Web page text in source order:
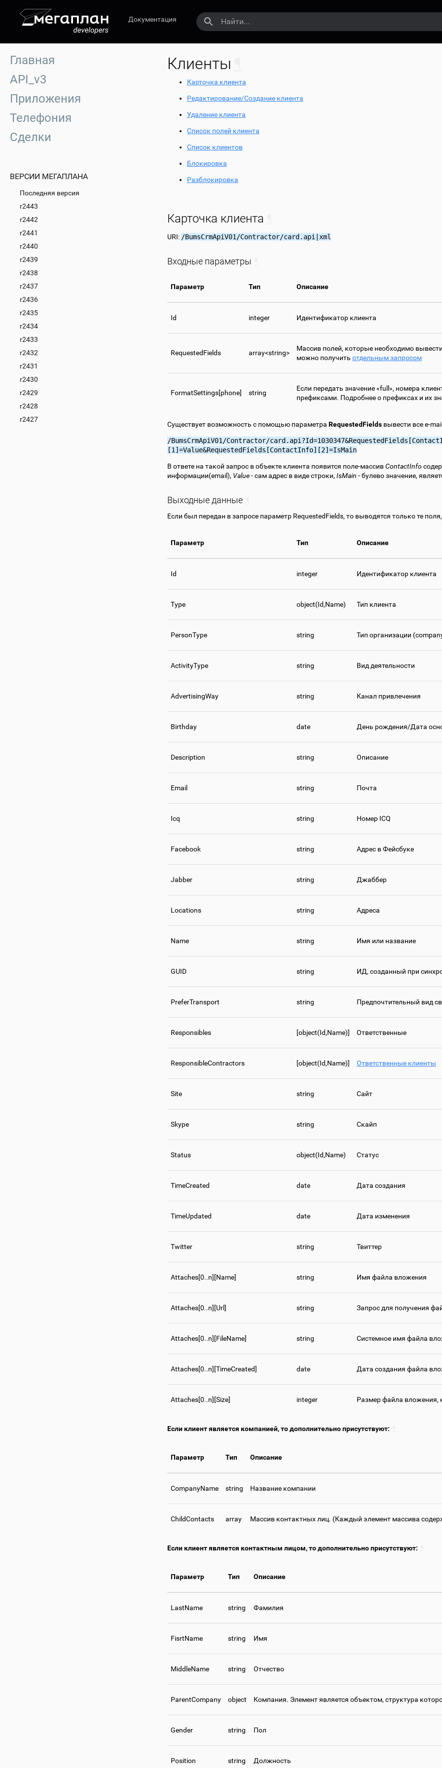
Документация
Главная
API_v3
Приложения
Телефония
Сделки
ВЕРСИИ МЕГАПЛАНА
Последняя версия
r2443
r2442
r2441
r2440
r2439
r2438
r2437
r2436
r2435
r2434
r2433
r2432
r2431
r2430
r2429
r2428
r2427
Клиенты
Карточка клиента
Редактирование/Создание клиента
Удаление клиента
Список полей клиента
Список клиентов
Блокировка
Разблокировка
Карточка клиента
URI: /BumsCrmApiV01/Contractor/card.api|xml
Входные параметры
Параметр Тип Описание
Id integer Идентификатор клиента
RequestedFields array<string>
Массив полей, которые необходимо
можно получить отдельным запросом
FormatSettings[phone] string
Если передать значение «full», номера
префиксами. Подробнее о префиксах и их
Существует возможность с помощью параметра RequestedFields вывести все e-
/BumsCrmApiV01/Contractor/
[1]=Value&RequestedFields[ContactInfo][2]=IsMain
В ответе на такой запрос в объекте клиента появится поле-массивContactInfo
информации(email), Value- сам адрес в виде строки, IsMain - булево значение,
Выходные данные
Если был передан в запросе параметр RequestedFields, то выводятся только те
Параметр Тип Описание
Id integer Идентификатор клиента
Type object(Id,Name) Тип клиента
PersonType string Тип организации
ActivityType string Вид деятельности
AdvertisingWay string Канал привлечения
Birthday date День рождения/Дата
Description string Описание
Email string Почта
Icq string Номер ICQ
Facebook string Адрес в Фейсбуке
Jabber string Джаббер
Locations string Адреса
Name string Имя или название
GUID string ИД, созданный при
PreferTransport string Предпочтительный вид
Responsibles [object(Id,Name)] Ответственные
ResponsibleContractors [object(Id,Name)] Ответственные клиенты
Site string Сайт
Skype string Скайп
Status object(Id,Name) Статус
TimeCreated date Дата создания
TimeUpdated date Дата изменения
Twitter string Твиттер
Attaches[0..n][Name] string Имя файла вложения
Attaches[0..n][Url] string Запрос для получения
Attaches[0..n][FileName] string Системное имя файла
Attaches[0..n][TimeCreated] date Дата создания файла
Attaches[0..n][Size] integer Размер файла вложения,
Если клиент является компанией, то дополнительно присутствуют:
Параметр Тип Описание
CompanyName string Название компании
ChildContacts array Массив контактных лиц. (Каждый элемент массива
Если клиент является контактным лицом, то дополнительно присутствуют:
Параметр Тип Описание
LastName string Фамилия
FisrtName string Имя
MiddleName string Отчество
ParentCompany object Компания. Элемент является объектом, структура
Gender string Пол
Position string Должность